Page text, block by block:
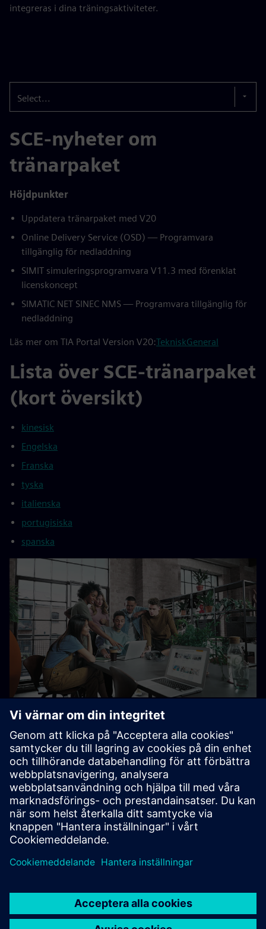
integreras i dina träningsaktiviteter.
Select...
SCE-nyheter om
tränarpaket
Höjdpunkter
Uppdatera tränarpaket med V20
Online Delivery Service (OSD) — Programvara
tillgänglig för nedladdning
SIMIT simuleringsprogramvara V11.3 med förenklat
licenskoncept
SIMATIC NET SINEC NMS — Programvara tillgänglig för
nedladdning
Läs mer om TIA Portal Version V20:TekniskGeneral
Lista över SCE-tränarpaket
(kort översikt)
kinesisk
Engelska
Franska
tyska
italienska
portugisiska
spanska
SCE Guide Trainer
Packages (översikt i
detalj)
Engelska
Franska
tyska